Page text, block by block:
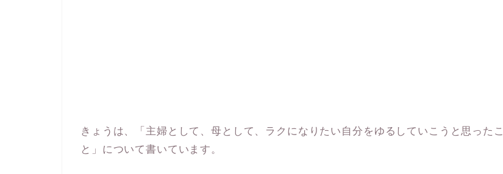
きょうは、「主婦として、母として、ラクになりたい自分をゆるしていこうと思ったこ
と」について書いています。